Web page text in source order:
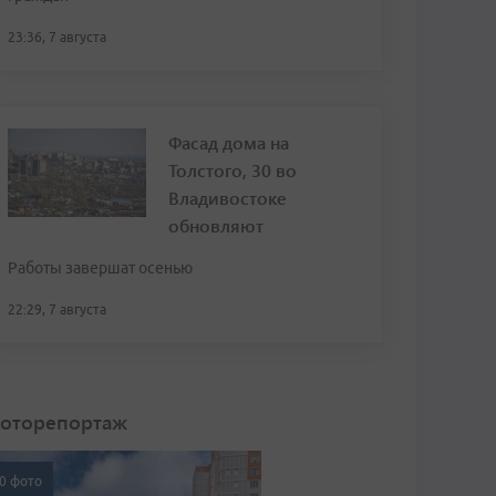
23:36, 7 августа
Фасад дома на
Толстого, 30 во
Владивостоке
обновляют
Работы завершат осенью
22:29, 7 августа
фото